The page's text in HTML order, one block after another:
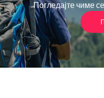
Погледајте чиме